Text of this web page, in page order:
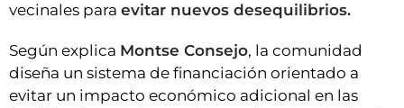
vecinales para evitar nuevos desequilibrios.
Según explica Montse Consejo, la comunidad
diseña un sistema de financiación orientado a
evitar un impacto económico adicional en las